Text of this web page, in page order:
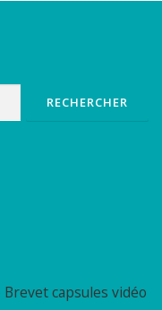
Brevetcapsules vidéo